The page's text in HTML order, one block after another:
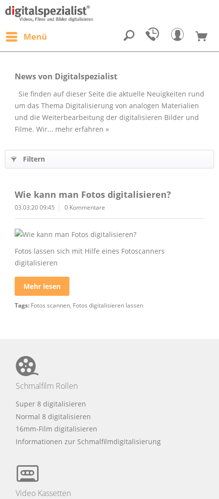
Menü
News von Digitalspezialist
Sie finden auf dieser Seite die aktuelle Neuigkeiten rund
um das Thema Digitalisierung von analogen Materialien
und die Weiterbearbeitung der digitalisieren Bilder und
Filme. Wir... mehr erfahren »
Filtern
Wie kann man Fotos digitalisieren?
03.03.20 09:45 0 Kommentare
Fotos lassen sich mit Hilfe eines Fotoscanners
digitalisieren
Mehr lesen
Tags: Fotos scannen, Fotos digitalisieren lassen
Schmalfilm Rollen
Super 8 digitalisieren
Normal 8 digitalisieren
16mm-Film digitalisieren
Informationen zur Schmalfilmdigitalisierung
Video Kassetten